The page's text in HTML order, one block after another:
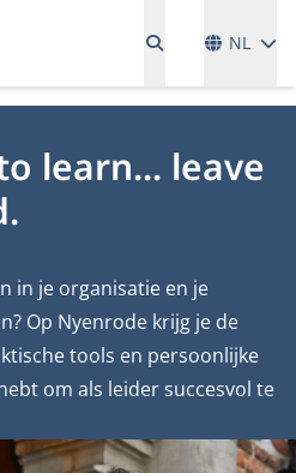
NL
learn... leave
in je organisatie en je
Op Nyenrode krijg je de
tools en persoonlijke
om als leider succesvol te